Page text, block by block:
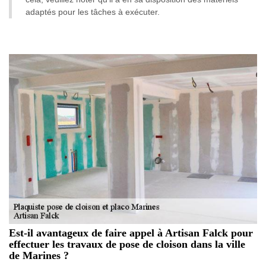
adaptés pour les tâches à exécuter.
Est-il avantageux de faire appel à Artisan Falck pour
effectuer les travaux de pose de cloison dans la ville
de Marines ?